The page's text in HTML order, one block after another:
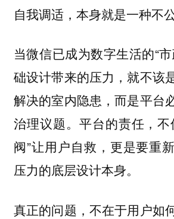
自我调适，本身就是一种不公
当微信已成为数字生活的“
础设计带来的压力，就不该
解决的室内隐患，而是平台
治理议题。平台的责任，不
阀”让用户自救，更是要重
压力的底层设计本身。
真正的问题，不在于用户如